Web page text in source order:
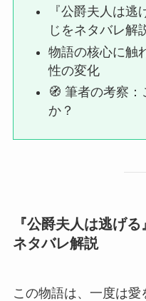
『公爵夫人は
じをネタバレ解
物語の核心に触
性の変化
🧭 筆者の考察：
か？
『公爵夫人は逃げ
ネタバレ解説
この物語は、一度は